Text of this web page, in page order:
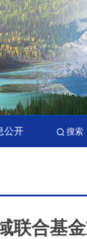
公开 搜索
联合基